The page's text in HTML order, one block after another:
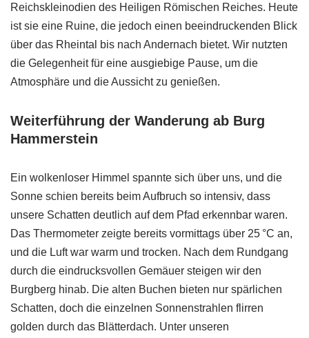
Reichskleinodien des Heiligen Römischen Reiches. Heute
ist sie eine Ruine, die jedoch einen beeindruckenden Blick
über das Rheintal bis nach Andernach bietet. Wir nutzten
die Gelegenheit für eine ausgiebige Pause, um die
Atmosphäre und die Aussicht zu genießen.
Weiterführung der Wanderung ab Burg
Hammerstein
Ein wolkenloser Himmel spannte sich über uns, und die
Sonne schien bereits beim Aufbruch so intensiv, dass
unsere Schatten deutlich auf dem Pfad erkennbar waren.
Das Thermometer zeigte bereits vormittags über 25 °C an,
und die Luft war warm und trocken. Nach dem Rundgang
durch die eindrucksvollen Gemäuer steigen wir den
Burgberg hinab. Die alten Buchen bieten nur spärlichen
Schatten, doch die einzelnen Sonnenstrahlen flirren
golden durch das Blätterdach. Unter unseren